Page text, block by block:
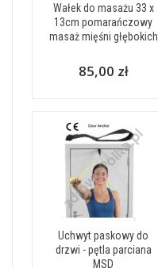
Wałek do masażu 33 x
13cm pomarańczowy
masaż mięśni głębokich
85,00 zł
Uchwyt paskowy do
drzwi - pętla parciana
MSD